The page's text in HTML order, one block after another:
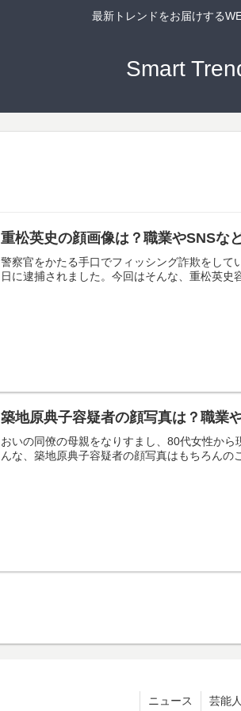
最新トレンドをお届けする
Smart
重松英史の顔画像は？職業やSNSな
警察官をかたる手口でフィッシング詐欺をし
日に逮捕されました。今回はそんな、重松英史
築地原典子容疑者の顔写真は？職業
おいの同僚の母親をなりすまし、80代女性か
んな、築地原典子容疑者の顔写真はもちろんの
ニュース 芸能人